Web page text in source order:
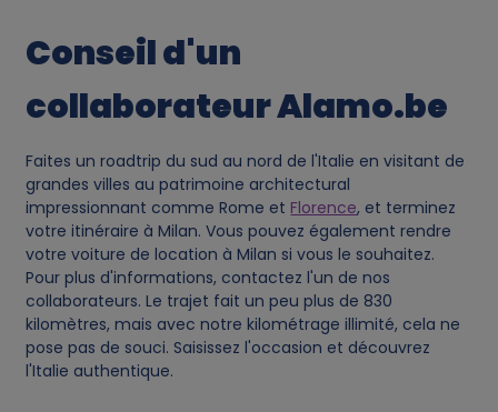
Conseil d'un
collaborateur Alamo.be
Faites un roadtrip du sud au nord de l'Italie en visitant de
grandes villes au patrimoine architectural
impressionnant comme Rome et Florence, et terminez
votre itinéraire à Milan. Vous pouvez également rendre
votre voiture de location à Milan si vous le souhaitez.
Pour plus d'informations, contactez l'un de nos
collaborateurs. Le trajet fait un peu plus de 830
kilomètres, mais avec notre kilométrage illimité, cela ne
pose pas de souci. Saisissez l'occasion et découvrez
l'Italie authentique.